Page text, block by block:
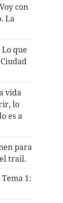
con
La
que
vida
lo
es a
para
trail.
1: